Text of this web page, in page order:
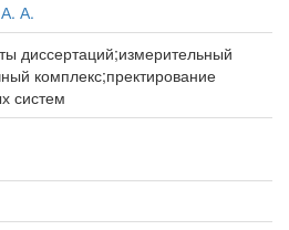
А.
диссертаций;измерительный
комплекс;пректирование
систем